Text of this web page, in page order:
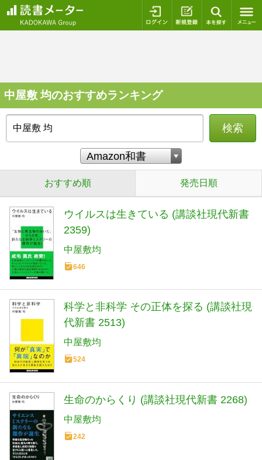
ログイン 新規登録
中屋敷 均のおすすめランキング
検索
おすすめ順 発売日順
ウイルスは生きている (講談社現代新書
2359)
中屋敷均
646
科学と非科学 その正体を探る (講談社現
代新書 2513)
中屋敷均
524
生命のからくり (講談社現代新書 2268)
中屋敷均
242